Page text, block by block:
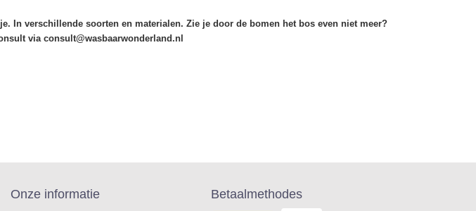
In verschillende soorten en materialen. Zie je door de bomen het bos even niet meer?
via consult@wasbaarwonderland.nl
Onze informatie Betaalmethodes